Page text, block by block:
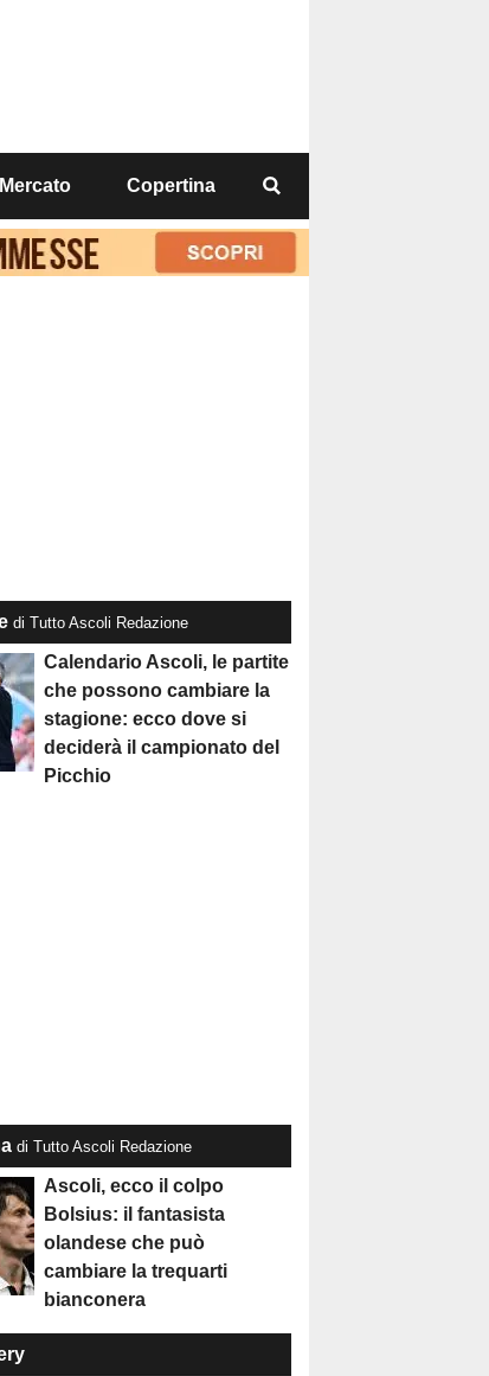
Mercato Copertina
di Tutto Ascoli Redazione
Calendario Ascoli, le partite
che possono cambiare la
stagione: ecco dove si
deciderà il campionato del
Picchio
di Tutto Ascoli Redazione
Ascoli, ecco il colpo
Bolsius: il fantasista
olandese che può
cambiare la trequarti
bianconera